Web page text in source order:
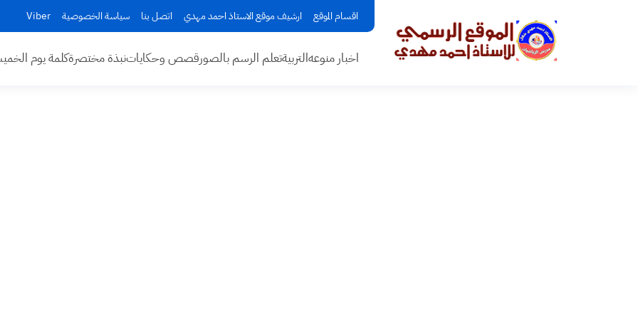
اقسام الموقع ارشيف موقع الاستاذ احمد مهدي اتصل بنا سياسة الخصوصية Viber
اخبار منوعهالتربيةتعلم الرسم بالصورقصص وحكاياتنبذة مختصرةكلمة يوم